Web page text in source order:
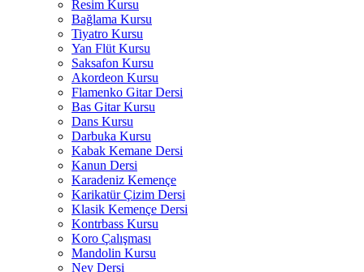
Resim Kursu
Bağlama Kursu
Tiyatro Kursu
Yan Flüt Kursu
Saksafon Kursu
Akordeon Kursu
Flamenko Gitar Dersi
Bas Gitar Kursu
Dans Kursu
Darbuka Kursu
Kabak Kemane Dersi
Kanun Dersi
Karadeniz Kemençe
Karikatür Çizim Dersi
Klasik Kemençe Dersi
Kontrbass Kursu
Koro Çalışması
Mandolin Kursu
Ney Dersi